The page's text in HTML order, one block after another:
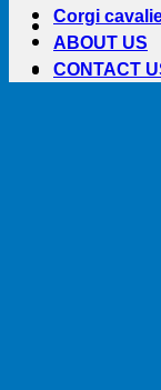
Corgi
ABOUT US
CONTACT